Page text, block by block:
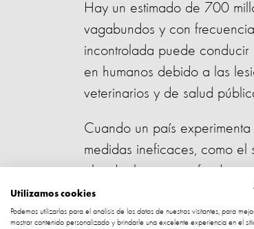
Hay un estimado de 700
vagabundos y con
incontrolada puede
en humanos debido a las
veterinarios y de salud
Cuando un país
medidas ineficaces, como el
abordar las causas
poblaciones de perros
contribuyen al problema.
Utilizamos cookies
Podemos utilizarlas para el análisis de los datos de nuestros visitantes, para
mostrar contenido personalizado y brindarle una excelente experiencia en el